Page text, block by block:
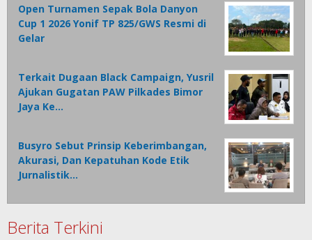
Open Turnamen Sepak Bola Danyon
Cup 1 2026 Yonif TP 825/GWS Resmi di
Gelar
Terkait Dugaan Black Campaign, Yusril
Ajukan Gugatan PAW Pilkades Bimor
Jaya Ke…
Busyro Sebut Prinsip Keberimbangan,
Akurasi, Dan Kepatuhan Kode Etik
Jurnalistik…
Berita Terkini